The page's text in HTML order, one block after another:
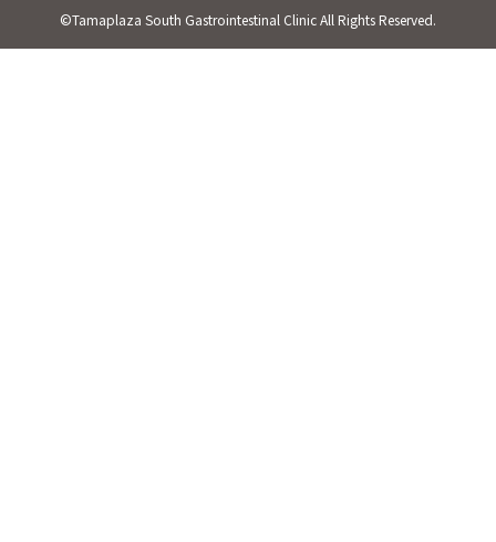
©Tamaplaza South Gastrointestinal Clinic All Rights Reserved.